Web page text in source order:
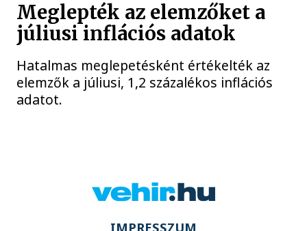
Meglepték az elemzőket a
júliusi inflációs adatok
Hatalmas meglepetésként értékelték az
elemzők a júliusi, 1,2 százalékos inflációs
adatot.
IMPRESSZUM